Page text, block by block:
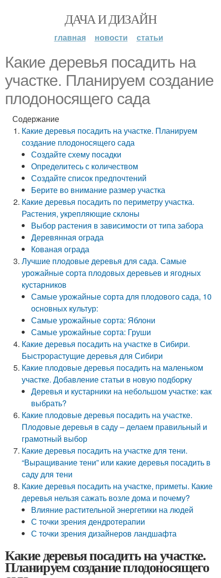
ДАЧА И ДИЗАЙН
главная новости статьи
Какие деревья посадить на
участке. Планируем создание
плодоносящего сада
Содержание
Какие деревья посадить на участке. Планируем
создание плодоносящего сада
Создайте схему посадки
Определитесь с количеством
Создайте список предпочтений
Берите во внимание размер участка
Какие деревья посадить по периметру участка.
Растения, укрепляющие склоны
Выбор растения в зависимости от типа забора
Деревянная ограда
Кованая ограда
Лучшие плодовые деревья для сада. Самые
урожайные сорта плодовых деревьев и ягодных
кустарников
Самые урожайные сорта для плодового сада, 10
основных культур:
Самые урожайные сорта: Яблони
Самые урожайные сорта: Груши
Какие деревья посадить на участке в Сибири.
Быстрорастущие деревья для Сибири
Какие плодовые деревья посадить на маленьком
участке. Добавление статьи в новую подборку
Деревья и кустарники на небольшом участке: как
выбрать?
Какие плодовые деревья посадить на участке.
Плодовые деревья в саду – делаем правильный и
грамотный выбор
Какие деревья посадить на участке для тени.
“Выращивание тени” или какие деревья посадить в
саду для тени
Какие деревья посадить на участке, приметы. Какие
деревья нельзя сажать возле дома и почему?
Влияние растительной энергетики на людей
С точки зрения дендротерапии
С точки зрения дизайнеров ландшафта
Какие деревья посадить на участке.
Планируем создание плодоносящего